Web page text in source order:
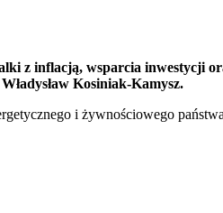
z inflacją, wsparcia inwestycji
Kosiniak-Kamysz.
i żywnościowego